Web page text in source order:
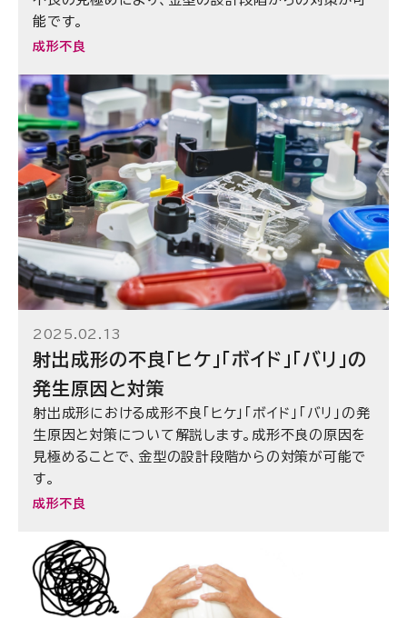
能です。
成形不良
2025.02.13
射出成形の不良「ヒケ」「ボイド」「バリ」の
発生原因と対策
射出成形における成形不良「ヒケ」「ボイド」「バリ」の発
生原因と対策について解説します。成形不良の原因を
見極めることで、金型の設計段階からの対策が可能で
す。
成形不良